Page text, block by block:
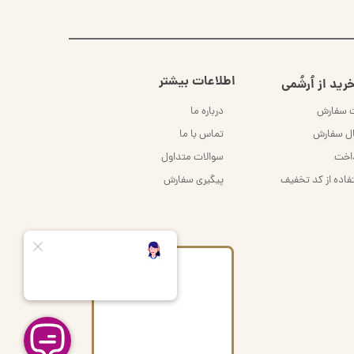
از اُرشُمی
سفارش
سفارش
از کد تخفیف
اطلاعات بیشتر
درباره ما
تماس با ما
سوالات متداول
پیگیری سفارش